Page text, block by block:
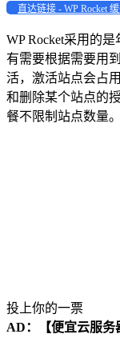
直达链接 - WP Rocket
WP Rocket采用的
有需要根据需要用
活，激活站点会占
和删除某个站点的
餐不限制站点数量。
投上你的一票
AD：
【便宜云服务